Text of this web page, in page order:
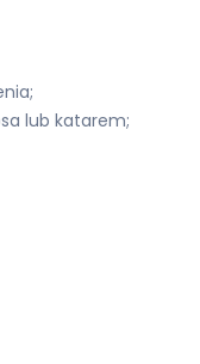
lub katarem;